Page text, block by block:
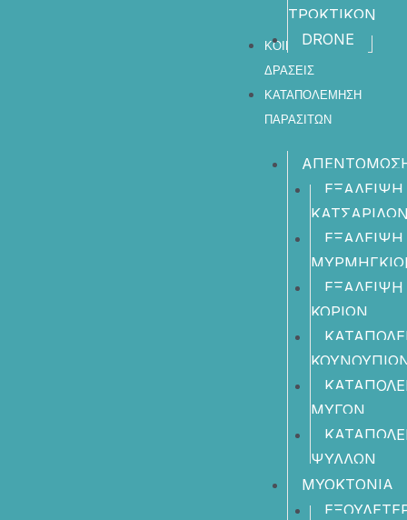
ΤΡΩΚΤΙΚΩΝ
DRONE
ΚΟΙΝΩΦΕΛΕΙΣ
ΔΡΑΣΕΙΣ
ΚΑΤΑΠΟΛΕΜΗΣΗ
ΠΑΡΑΣΙΤΩΝ
ΕΞΑΛΕΙΨΗ
ΕΞΑΛΕΙΨΗ
ΕΞΑΛΕΙΨΗ
ΚΟΡΙΩΝ
ΜΥΓΩΝ
ΨΥΛΛΩΝ
ΜΥΟΚΤΟΝΙΑ